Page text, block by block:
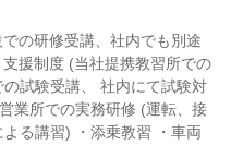
の研修受講、社内でも別途
援制度 (当社提携教習所での
試験受講、 社内にて試験対
業所での実務研修 (運転、接
る講習) ・添乗教習 ・車両